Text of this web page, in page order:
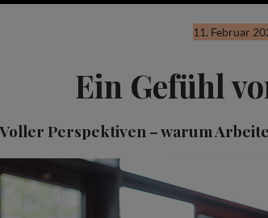
11. Februar
Ein Gefühl
Perspektiven – warum